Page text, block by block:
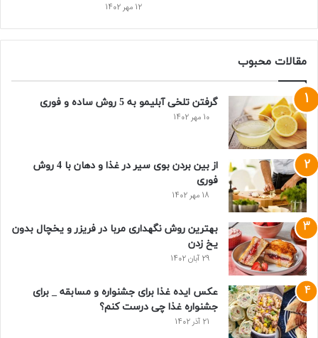
12 مهر 1402
مقالات محبوب
گرفتن تلخی آبلیمو به 5 روش ساده و فوری
10 مهر 1402
از بین بردن بوی سیر در غذا و دهان با 4 روش
فوری
18 مهر 1402
بهترین روش نگهداری مربا در فریزر و یخچال بدون
یخ زدن
29 آبان 1402
عکس ایده غذا برای جشنواره و مسابقه _ برای
جشنواره غذا چی درست کنم؟
21 آذر 1402